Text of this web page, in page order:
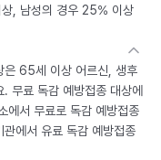
, 남성의 경우 25% 이상
은 65세 이상 어르신, 생후
무료 독감 예방접종 대상에
에서 무료로 독감 예방접종
에서 유료 독감 예방접종